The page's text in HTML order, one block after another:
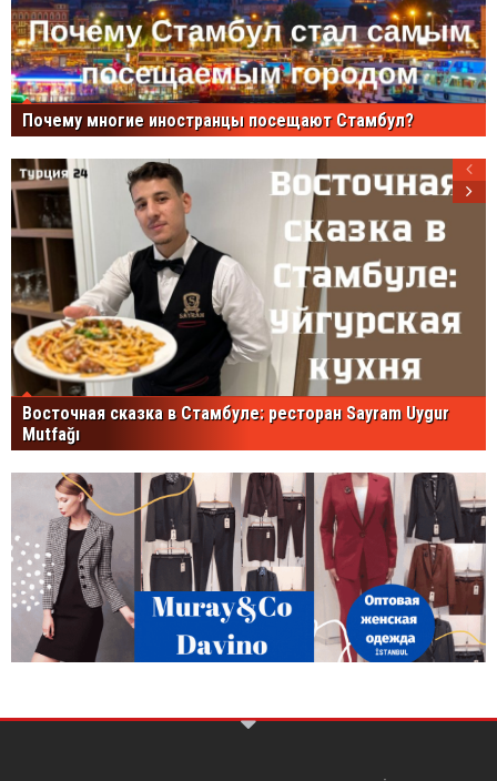
Почему многие иностранцы посещают Стамбул?
Восточная сказка в Стамбуле: ресторан Sayram Uygur
Mutfağı